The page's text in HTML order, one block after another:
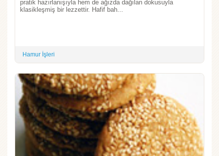
pratik hazırlanışıyla hem de ağızda dağılan dokusuyla
klasikleşmiş bir lezzettir. Hafif bah...
Hamur İşleri